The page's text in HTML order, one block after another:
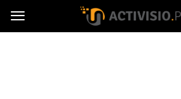
Activisio.pl